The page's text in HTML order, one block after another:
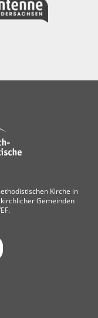
Kirche in
Gemeinden